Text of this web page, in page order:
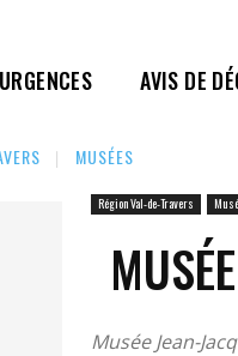
URGENCES AVIS DE
MUSÉES
Région Val-de-Travers
Musée Jean-